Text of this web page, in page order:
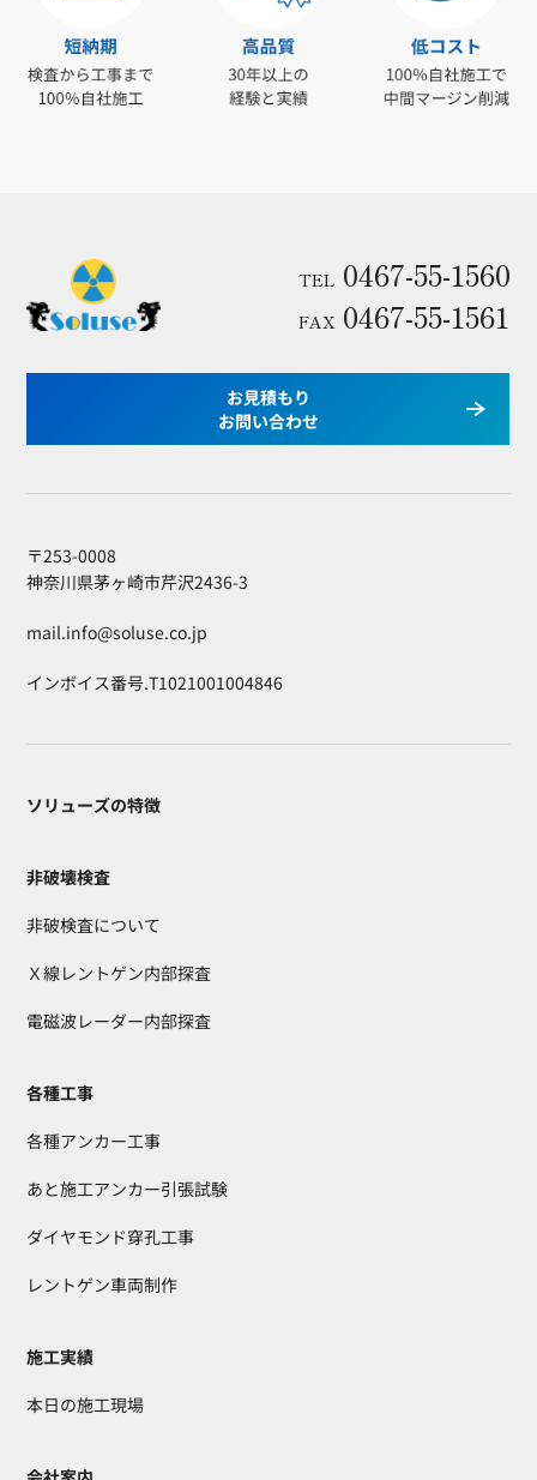
TEL 0467-55-1560
FAX 0467-55-1561
お見積もり
お問い合わせ
〒253-0008
神奈川県茅ヶ崎市芹沢2436-3
mail.info@soluse.co.jp
インボイス番号.T1021001004846
ソリューズの特徴
非破壊検査
非破検査について
Ｘ線レントゲン内部探査
電磁波レーダー内部探査
各種工事
各種アンカー工事
あと施工アンカー引張試験
ダイヤモンド穿孔工事
レントゲン車両制作
施工実績
本日の施工現場